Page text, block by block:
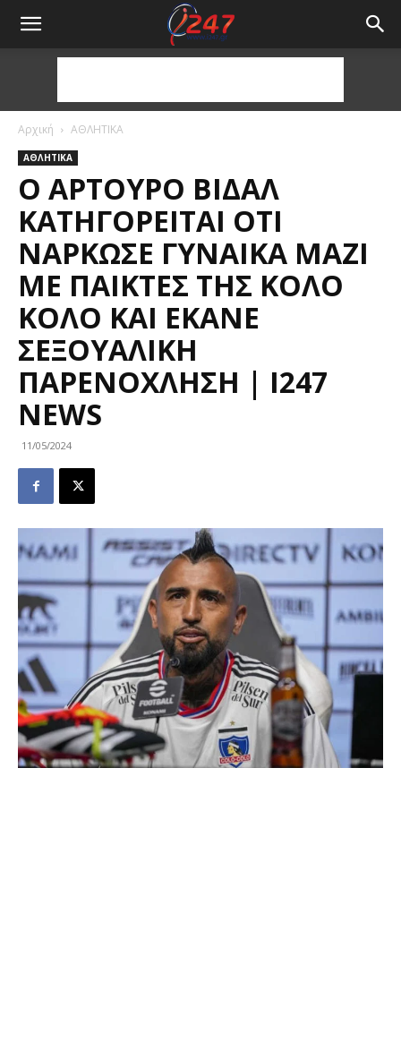
Αρχική ΑΘΛΗΤΙΚΑ
ΑΘΛΗΤΙΚΑ
Ο ΑΡΤΟΎΡΟ ΒΙΔΆΛ
ΚΑΤΗΓΟΡΕΊΤΑΙ ΌΤΙ
ΝΆΡΚΩΣΕ ΓΥΝΑΊΚΑ ΜΑΖΊ
ΜΕ ΠΑΊΚΤΕΣ ΤΗΣ ΚΌΛΟ
ΚΌΛΟ ΚΑΙ ΈΚΑΝΕ
ΣΕΞΟΥΑΛΙΚΉ
ΠΑΡΕΝΌΧΛΗΣΗ | I247
NEWS
11/05/2024